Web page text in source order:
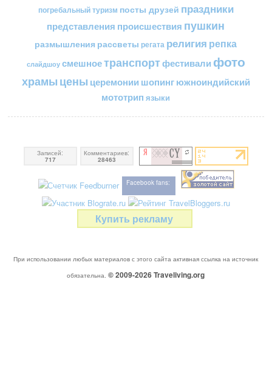
погребальный туризм посты друзей праздники
представления происшествия пушкин
размышления рассветы регата религия репка
слайдшоу смешноетранспортфестивали фото
храмы цены церемонии шопингюжноиндийский
мототрип языки
Записей:
717
Комментариев:
28463
Facebook fans:
Купить рекламу
При использовании любых материалов с этого сайта активная ссылка на источник
обязательна. © 2009-2026Traveliving.org